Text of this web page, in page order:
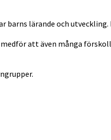
lärande och utveckling.
att även många